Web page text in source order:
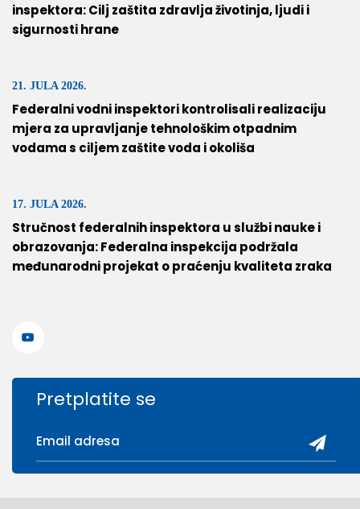
inspektora: Cilj zaštita zdravlja životinja, ljudi i
sigurnosti hrane
21. JULA 2026.
Federalni vodni inspektori kontrolisali realizaciju
mjera za upravljanje tehnološkim otpadnim
vodama s ciljem zaštite voda i okoliša
17. JULA 2026.
Stručnost federalnih inspektora u službi nauke i
obrazovanja: Federalna inspekcija podržala
međunarodni projekat o praćenju kvaliteta zraka
Pretplatite se